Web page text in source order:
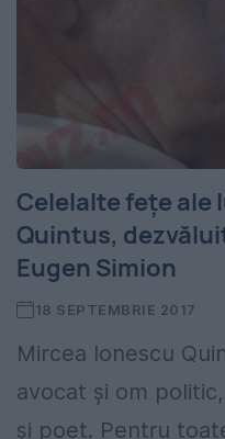
Celelalte fețe ale
Quintus,
Eugen Simion
18 SEPTEMBRIE 2017
Mircea Ionescu
avocat și om
și poet. Pentru